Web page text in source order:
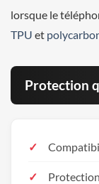
lorsque le
TPU et
Protection